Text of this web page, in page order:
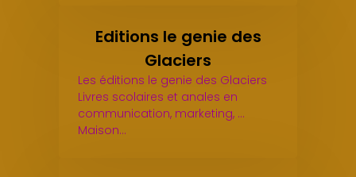
Editions le genie des
Glaciers
Les éditions le genie des Glaciers
Livres scolaires et anales en
communication, marketing, ...
Maison…